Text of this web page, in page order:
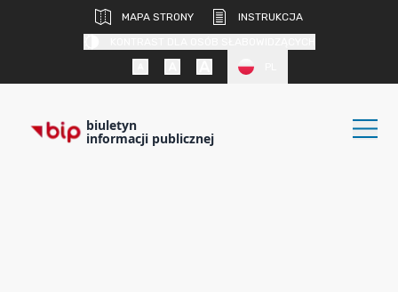
MAPA STRONY
INSTRUKCJA
biuletyn
informacji publicznej